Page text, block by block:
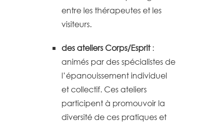
entre les thérapeutes et les
visiteurs.
des ateliers Corps/Esprit:
animés par des spécialistes de
l’épanouissement individuel
et collectif. Ces ateliers
participent à promouvoir la
diversité de ces pratiques et